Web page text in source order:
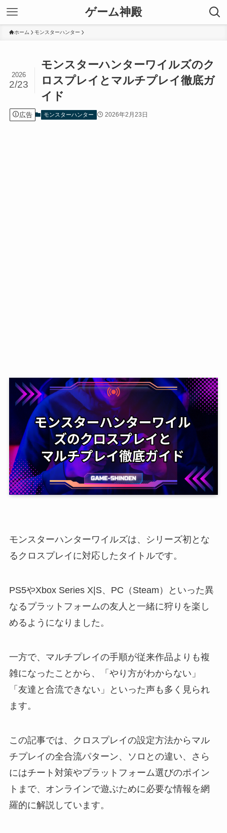
ゲーム神殿
ホーム モンスターハンター
モンスターハンターワイルズのク
ロスプレイとマルチプレイ徹底ガ
イド
2026
2/23
広告 モンスターハンター 2026年2月23日
モンスターハンターワイルズは、シリーズ初とな
るクロスプレイに対応したタイトルです。
PS5やXbox Series X|S、PC（Steam）といった異
なるプラットフォームの友人と一緒に狩りを楽し
めるようになりました。
一方で、マルチプレイの手順が従来作品よりも複
雑になったことから、「やり方がわからない」
「友達と合流できない」といった声も多く見られ
ます。
この記事では、クロスプレイの設定方法からマル
チプレイの全合流パターン、ソロとの違い、さら
にはチート対策やプラットフォーム選びのポイン
トまで、オンラインで遊ぶために必要な情報を網
羅的に解説しています。